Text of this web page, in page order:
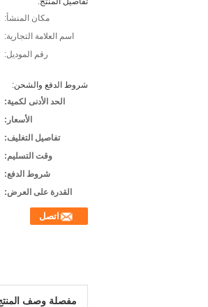
مكان المنشأ:
اسم العلامة التجارية:
رقم الموديل:
شروط الدفع والشحن:
الحد الأدنى لكمية:
الأسعار:
تفاصيل التغليف:
وقت التسليم:
شروط الدفع:
القدرة على العرض:
اتصل
مفصلة وصف